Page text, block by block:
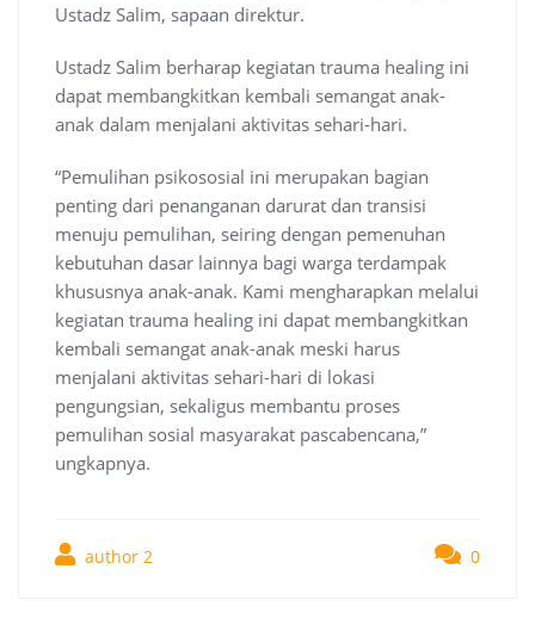
Ustadz Salim, sapaan direktur.
Ustadz Salim berharap kegiatan trauma healing ini
dapat membangkitkan kembali semangat anak-
anak dalam menjalani aktivitas sehari-hari.
“Pemulihan psikososial ini merupakan bagian
penting dari penanganan darurat dan transisi
menuju pemulihan, seiring dengan pemenuhan
kebutuhan dasar lainnya bagi warga terdampak
khususnya anak-anak. Kami mengharapkan melalui
kegiatan trauma healing ini dapat membangkitkan
kembali semangat anak-anak meski harus
menjalani aktivitas sehari-hari di lokasi
pengungsian, sekaligus membantu proses
pemulihan sosial masyarakat pascabencana,”
ungkapnya.
author 2 0